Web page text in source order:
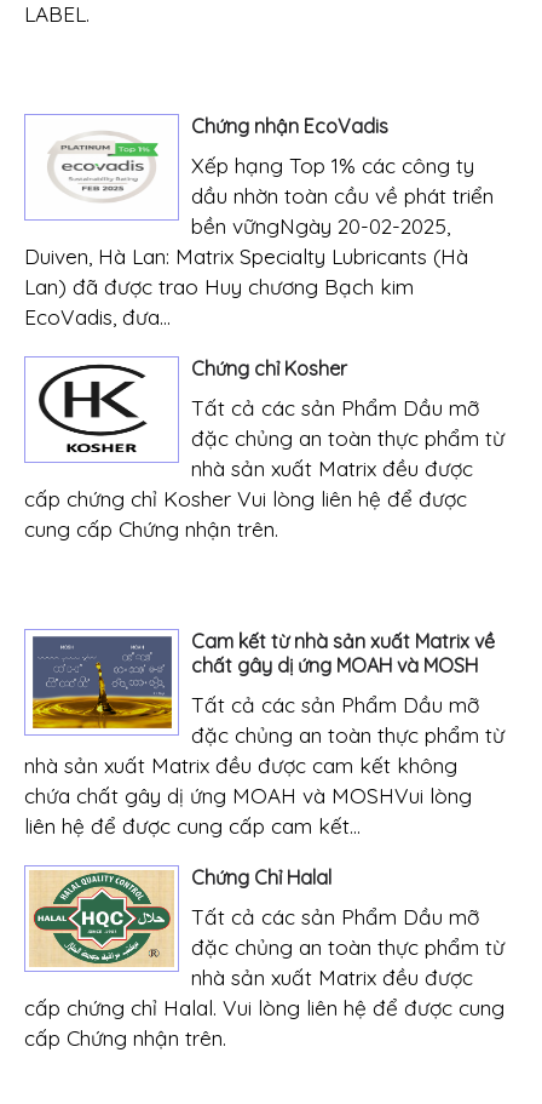
LABEL.
Chứng nhận EcoVadis
Xếp hạng Top 1% các công ty
dầu nhờn toàn cầu về phát triển
bền vữngNgày 20-02-2025,
Duiven, Hà Lan: Matrix Specialty Lubricants (Hà
Lan) đã được trao Huy chương Bạch kim
EcoVadis, đưa...
Chứng chỉ Kosher
Tất cả các sản Phẩm Dầu mỡ
đặc chủng an toàn thực phẩm từ
nhà sản xuất Matrix đều được
cấp chứng chỉ Kosher Vui lòng liên hệ để được
cung cấp Chứng nhận trên.
Cam kết từ nhà sản xuất Matrix về
chất gây dị ứng MOAH và MOSH
Tất cả các sản Phẩm Dầu mỡ
đặc chủng an toàn thực phẩm từ
nhà sản xuất Matrix đều được cam kết không
chứa chất gây dị ứng MOAH và MOSHVui lòng
liên hệ để được cung cấp cam kết...
Chứng Chỉ Halal
Tất cả các sản Phẩm Dầu mỡ
đặc chủng an toàn thực phẩm từ
nhà sản xuất Matrix đều được
cấp chứng chỉ Halal. Vui lòng liên hệ để được cung
cấp Chứng nhận trên.